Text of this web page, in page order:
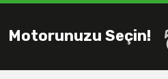
Motorunuzu Seçin!